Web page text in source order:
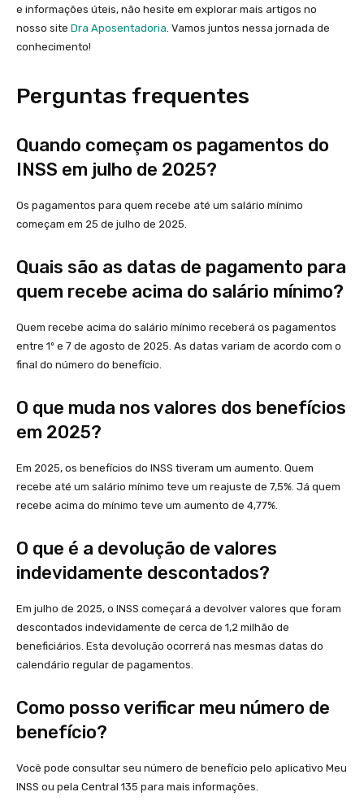
e informações úteis, não hesite em explorar mais artigos no
nosso site Dra Aposentadoria. Vamos juntos nessa jornada de
conhecimento!
Perguntas frequentes
Quando começam os pagamentos do
INSS em julho de 2025?
Os pagamentos para quem recebe até um salário mínimo
começam em 25 de julho de 2025.
Quais são as datas de pagamento para
quem recebe acima do salário mínimo?
Quem recebe acima do salário mínimo receberá os pagamentos
entre 1º e 7 de agosto de 2025. As datas variam de acordo com o
final do número do benefício.
O que muda nos valores dos benefícios
em 2025?
Em 2025, os benefícios do INSS tiveram um aumento. Quem
recebe até um salário mínimo teve um reajuste de 7,5%. Já quem
recebe acima do mínimo teve um aumento de 4,77%.
O que é a devolução de valores
indevidamente descontados?
Em julho de 2025, o INSS começará a devolver valores que foram
descontados indevidamente de cerca de 1,2 milhão de
beneficiários. Esta devolução ocorrerá nas mesmas datas do
calendário regular de pagamentos.
Como posso verificar meu número de
benefício?
Você pode consultar seu número de benefício pelo aplicativo Meu
INSS ou pela Central 135 para mais informações.